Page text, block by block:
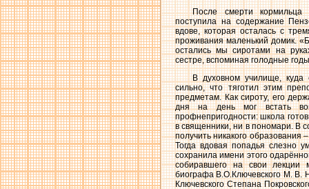
После смерти кормильца
поступила на содержание
вдове, которая осталась с
проживания маленький домик.
остались мы сиротами на
сестре, вспоминая голодные
В духовном училище, куда
сильно, что тяготил этим
предметам. Как сироту, его
дня на день мог встать
профнепригодности: школа
в священники, ни в пономари. В
получить никакого
Тогда вдовая попадья слезно
сохранила имени этого
собиравшего на свои лекции
биографа В.О.Ключевского М. В.
Ключевского Степана